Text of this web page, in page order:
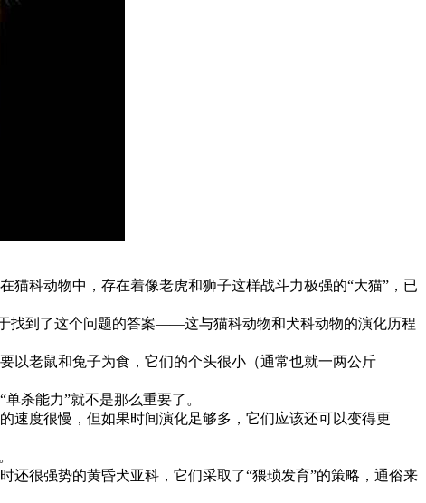
物中，存在着像老虎和狮子这样战斗力极强的“大猫”，已
找到了这个问题的答案——这与猫科动物和犬科动物的演化历程
以老鼠和兔子为食，它们的个头很小（通常也就一两公斤
杀能力”就不是那么重要了。
速度很慢，但如果时间演化足够多，它们应该还可以变得更
还很强势的黄昏犬亚科，它们采取了“猥琐发育”的策略，通俗来